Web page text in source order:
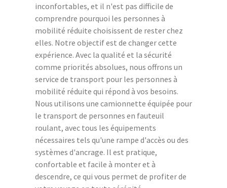
inconfortables, et il n'est pas difficile de
comprendre pourquoi les personnes à
mobilité réduite choisissent de rester chez
elles. Notre objectif est de changer cette
expérience. Avec la qualité et la sécurité
comme priorités absolues, nous offrons un
service de transport pour les personnes à
mobilité réduite qui répond à vos besoins.
Nous utilisons une camionnette équipée pour
le transport de personnes en fauteuil
roulant, avec tous les équipements
nécessaires tels qu'une rampe d'accès ou des
systèmes d'ancrage. Il est pratique,
confortable et facile à monter et à
descendre, ce qui vous permet de profiter de